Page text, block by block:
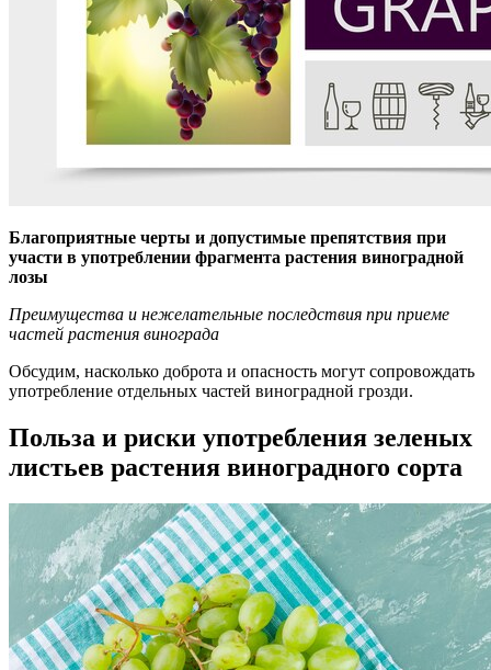
Благоприятные черты и допустимые препятствия при
участи в употреблении фрагмента растения виноградной
лозы
Преимущества и нежелательные последствия при приеме
частей растения винограда
Обсудим, насколько доброта и опасность могут сопровождать
употребление отдельных частей виноградной грозди.
Польза и риски употребления зеленых
листьев растения виноградного сорта